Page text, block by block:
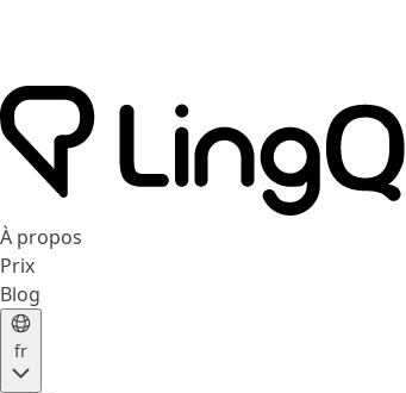
À propos
Prix
Blog
fr